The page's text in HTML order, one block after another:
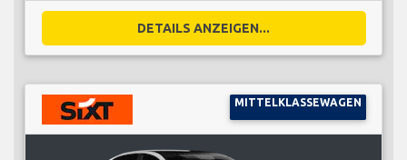
DETAILS ANZEIGEN...
MITTELKLASSEWAGEN